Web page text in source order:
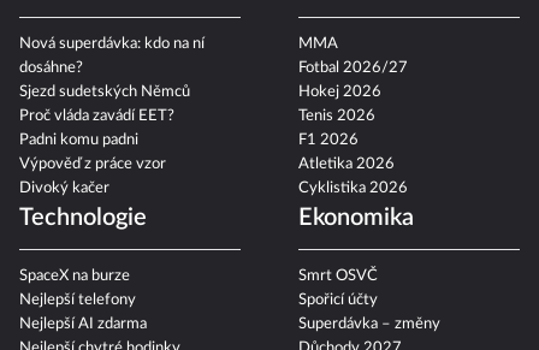
Nová superdávka: kdo na ní
dosáhne?
Sjezd sudetských Němců
Proč vláda zavádí EET?
Padni komu padni
Výpověď z práce vzor
Divoký kačer
MMA
Fotbal 2026/27
Hokej 2026
Tenis 2026
F1 2026
Atletika 2026
Cyklistika 2026
Technologie
SpaceX na burze
Nejlepší telefony
Nejlepší AI zdarma
Ekonomika
Smrt OSVČ
Spořicí účty
Superdávka – změny